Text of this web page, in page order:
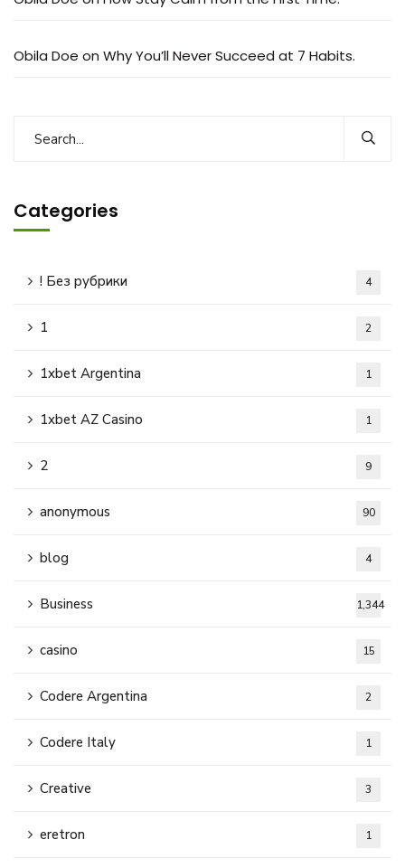
Obila Doe on Why You’ll Never Succeed at 7 Habits.
Categories
! Без рубрики 4
1 2
1xbet Argentina 1
1xbet AZ Casino 1
2 9
anonymous 90
blog 4
Business 1,344
casino 15
Codere Argentina 2
Codere Italy 1
Creative 3
eretron 1